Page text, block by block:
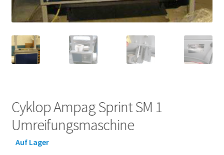
Cyklop Ampag Sprint SM 1
Umreifungsmaschine
Auf Lager